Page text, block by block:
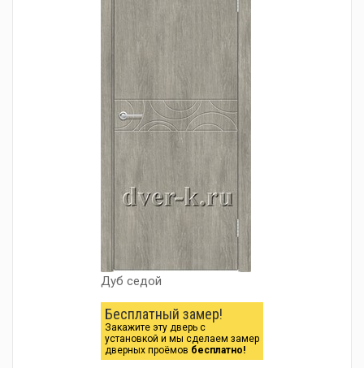
Дуб седой
Бесплатный замер!
Закажите эту дверь с
установкой и мы сделаем замер
дверных проёмов бесплатно!